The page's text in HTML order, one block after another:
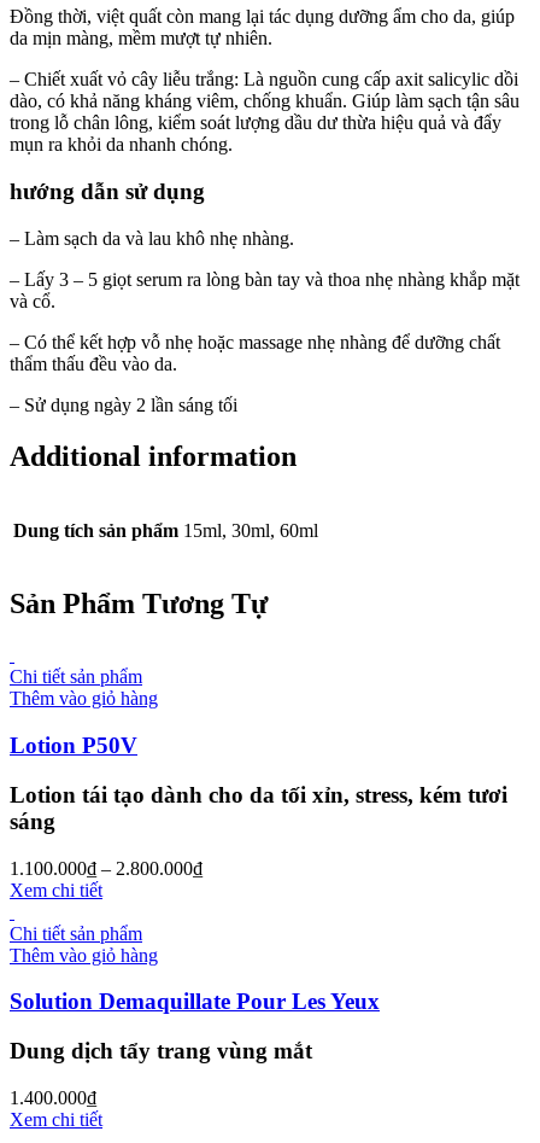
Đồng thời, việt quất còn mang lại tác dụng dưỡng ẩm cho da, giúp
da mịn màng, mềm mượt tự nhiên.
– Chiết xuất vỏ cây liễu trắng: Là nguồn cung cấp axit salicylic dồi
dào, có khả năng kháng viêm, chống khuẩn. Giúp làm sạch tận sâu
trong lỗ chân lông, kiểm soát lượng dầu dư thừa hiệu quả và đẩy
mụn ra khỏi da nhanh chóng.
hướng dẫn sử dụng
– Làm sạch da và lau khô nhẹ nhàng.
– Lấy 3 – 5 giọt serum ra lòng bàn tay và thoa nhẹ nhàng khắp mặt
và cổ.
– Có thể kết hợp vỗ nhẹ hoặc massage nhẹ nhàng để dưỡng chất
thẩm thấu đều vào da.
– Sử dụng ngày 2 lần sáng tối
Additional information
Dung tích sản phẩm 15ml, 30ml, 60ml
Sản Phẩm Tương Tự
Chi tiết sản phẩm
Thêm vào giỏ hàng
Lotion P50V
Lotion tái tạo dành cho da tối xỉn, stress, kém tươi
sáng
1.100.000₫ – 2.800.000₫
Xem chi tiết
Chi tiết sản phẩm
Thêm vào giỏ hàng
Solution Demaquillate Pour Les Yeux
Dung dịch tẩy trang vùng mắt
1.400.000₫
Xem chi tiết